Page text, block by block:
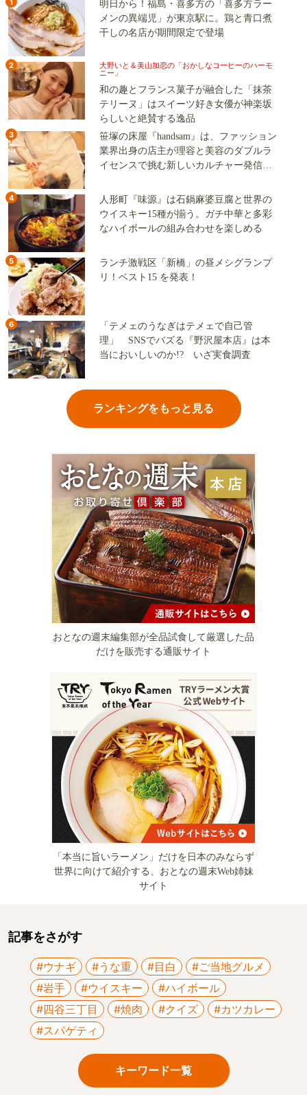
1
明日から！福島・喜多方の「喜多方ラー
メンの異端児」が東京駅に。鶏と青口煮
干しの名店が期間限定で登場
2
大野いと＆美山加恋の「おかしなコーヒーのハーモ
ニー」
和の趣とフランス菓子が融合した「抹茶
テリーヌ」はスイーツ好き女優が神楽坂
らしいと絶賛する逸品
3
笹塚の床屋『handsam』は、ファッション
業界出身の店主が理容と美容のダブルラ
イセンスで挑む新しいカルチャー発信基
4
人形町『味源』は石鍋麻婆豆腐と世界の
ウイスキー15種が揃う。ガチ中華と多彩
なハイボールの組み合わせを楽しめる
5
ランチ激戦区「新橋」の昼メシグランプ
リ！ベスト15 を発表！
6
「テメェのうなぎはテメェで自己管
理」 SNSでバズる『野沢屋本店』は本
当においしいのか!? いざ実食調査
ランキングをもっと見る
おとなの週末編集部が全品試食して厳選した品
だけを販売する通販サイト
「本当に旨いラーメン」だけを日本のみならず
世界に向けて紹介する、おとなの週末Web姉妹
サイト
記事をさがす
#ウナギ #うな重 #目白
#ご当地グルメ
#岩手
#ウイスキー
#ハイボール
#四谷三丁目
#焼肉 #クイズ
#カツカレー
#スパゲティ
キーワード一覧